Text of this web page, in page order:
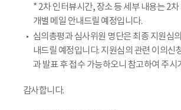
* 2차 인터뷰시간, 장소 등 세부 내용는 2차
개별 메일 안내드릴 예정입니다.
심의총평과 심사위원 명단은 최종 지원심
내드릴 예정입니다. 지원심의 관련 이의신
과 발표 후 접수 가능하오니 참고하여 주시
감사합니다.